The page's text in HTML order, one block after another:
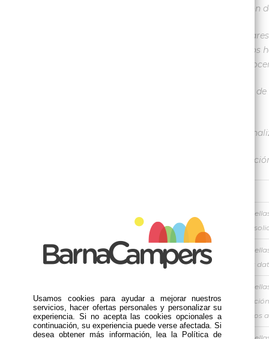
BARNACAMPERS SL debe cumplir con la
Este sitio web utiliza cookies y/o tecnologías
cosas, almacenar y recuperar información sobre
que utilice su equipo, pueden utilizarse para
Las cookies son esenciales para el funcionamiento
El usuario puede modificar la configuración
La información que le proporcionamos a
GESTIONE
COOKIES PROPIAS
Son
servicio
COOKIES DE
TERCERO
Son
trata los
SEGÚN EL PLAZO
DE TIEMPO QUE
PERMANEZCAN
COOKIES DE
SESIÓN
Son
productos
Usamos cookies para ayudar a mejorar nuestros
servicios, hacer ofertas personales y personalizar su
experiencia. Si no acepta las cookies opcionales a
continuación, su experiencia puede verse afectada. Si
desea obtener más información, lea la Política de